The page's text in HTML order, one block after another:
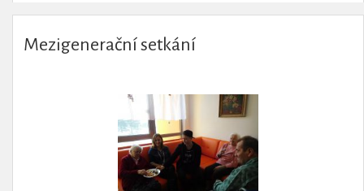
Mezigenerační setkání